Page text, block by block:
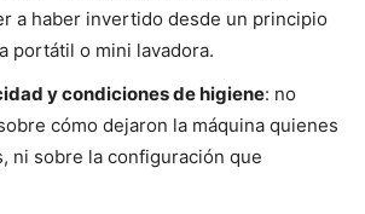
a haber invertido desde un principio
portátil o mini lavadora.
y condiciones de higiene: no
cómo dejaron la máquina quienes
ni sobre la configuración que